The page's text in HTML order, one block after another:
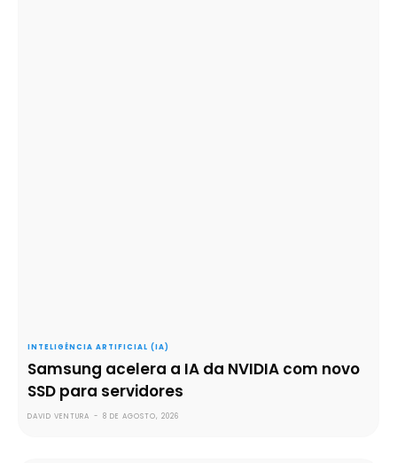
INTELIGÊNCIA ARTIFICIAL (IA)
Samsung acelera a IA da NVIDIA com novo
SSD para servidores
DAVID VENTURA - 8 DE AGOSTO, 2026